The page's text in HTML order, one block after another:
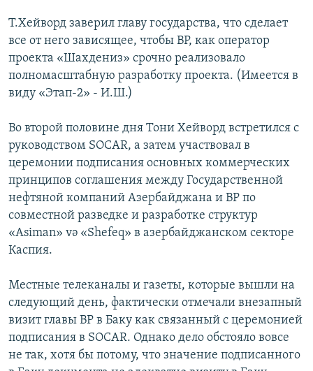
Т.Хейворд заверил главу государства, что сделает
все от него зависящее, чтобы ВР, как оператор
проекта «Шахдениз» срочно реализовало
полномасштабную разработку проекта. (Имеется в
виду «Этап-2» - И.Ш.)
Во второй половине дня Тони Хейворд встретился с
руководством SOCAR, а затем участвовал в
церемонии подписания основных коммерческих
принципов соглашения между Государственной
нефтяной компаний Азербайджана и ВР по
совместной разведке и разработке структур
«Asiman» və «Shefeq» в азербайджанском секторе
Каспия.
Местные телеканалы и газеты, которые вышли на
следующий день, фактически отмечали внезапный
визит главы ВР в Баку как связанный с церемонией
подписания в SOCAR. Однако дело обстояло вовсе
не так, хотя бы потому, что значение подписанного